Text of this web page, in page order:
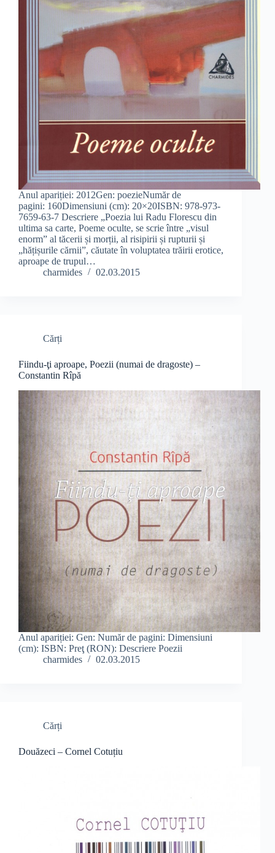
Anul apariției: 2012Gen: poezieNumăr de
pagini: 160Dimensiuni (cm): 20×20ISBN: 978-973-
7659-63-7 Descriere „Poezia lui Radu Florescu din
ultima sa carte, Poeme oculte, se scrie între „visul
enorm” al tăcerii și morții, al risipirii și rupturii și
„hățișuri­le cărnii”, căutate în voluptatea trăirii erotice,
aproape de trupul…
charmides
02.03.2015
Cărți
Fiindu-ţi aproape, Poezii (numai de dragoste) –
Constantin Rîpă
Anul apariției: Gen: Număr de pagini: Dimensiuni
(cm): ISBN: Preţ (RON): Descriere Poezii
charmides
02.03.2015
Cărți
Douăzeci – Cornel Cotuțiu